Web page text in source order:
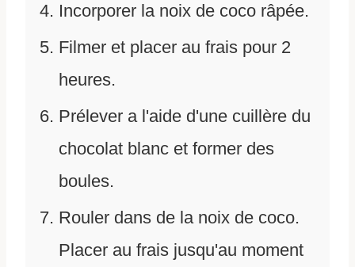
Incorporer la noix de coco râpée.
Filmer et placer au frais pour 2
heures.
Prélever a l'aide d'une cuillère du
chocolat blanc et former des
boules.
Rouler dans de la noix de coco.
Placer au frais jusqu'au moment